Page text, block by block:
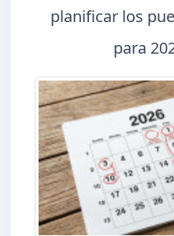
planificar los
para